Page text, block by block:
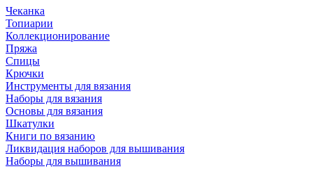
Чеканка
Топиарии
Коллекционирование
Пряжа
Спицы
Крючки
Инструменты для вязания
Наборы для вязания
Основы для вязания
Шкатулки
Книги по вязанию
Ликвидация наборов для вышивания
Наборы для вышивания